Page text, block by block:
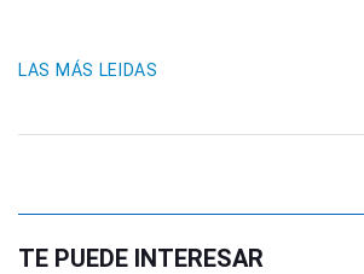
LAS MÁS LEIDAS
TE PUEDE INTERESAR